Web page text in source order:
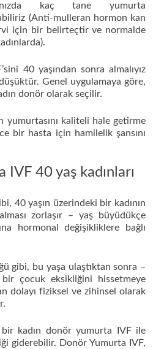
kaç tane yumurta
(Anti-mulleran hormon kan
için bir belirteçtir ve normalde
40 yaşından sonra almalıyız
Genel uygulamaya göre,
donör olarak seçilir.
yumurtasını kaliteli hale getirme
bir hasta için hamilelik şansını
40 yaş kadınları
40 yaşın üzerindeki bir kadının
zorlaşır – yaş büyüdükçe
hormonal değişikliklere bağlı
gibi, bu yaşa ulaştıktan sonra –
bir çocuk eksikliğini hissetmeye
dolayı fiziksel ve zihinsel olarak
kadın donör yumurta IVF ile
giderebilir. Donör Yumurta IVF,